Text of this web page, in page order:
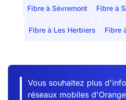
Fibre à Sèvremont Fibre à
Fibre à Les Herbiers Fibre
Vous souhaitez plus
réseaux mobiles